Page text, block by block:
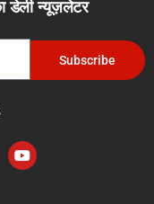
डेली न्यूज़लेटर
Subscribe
Y
o
u